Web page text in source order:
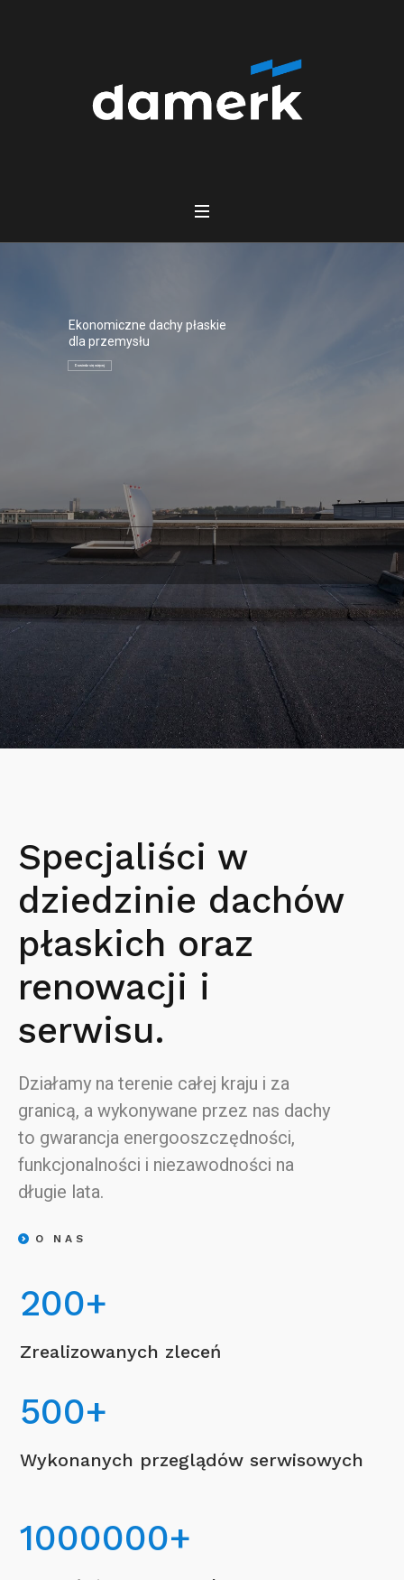
Ekonomiczne dachy płaskie
dla przemysłu
Dowiedz się więcej
Specjaliści w
dziedzinie dachów
płaskich oraz
renowacji i
serwisu.
Działamy na terenie całej kraju i za
granicą, a wykonywane przez nas dachy
to gwarancja energooszczędności,
funkcjonalności i niezawodności na
długie lata.
O NAS
200+
Zrealizowanych zleceń
500+
Wykonanych przeglądów serwisowych
1000000+